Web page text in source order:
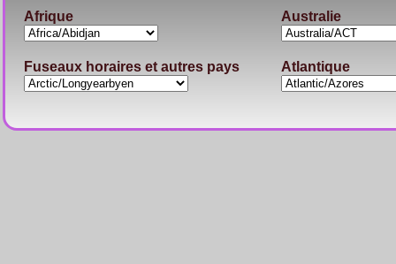
Afrique Australie
Fuseaux horaires et autres pays Atlantique